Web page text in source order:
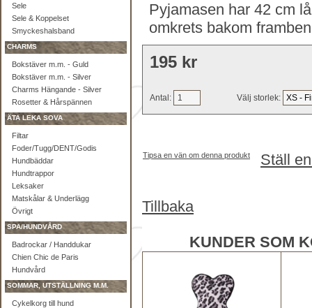
Sele
Sele & Koppelset
Smyckeshalsband
CHARMS
Bokstäver m.m. - Guld
Bokstäver m.m. - Silver
Charms Hängande - Silver
Rosetter & Hårspännen
ÄTA LEKA SOVA
Filtar
Foder/Tugg/DENT/Godis
Hundbäddar
Hundtrappor
Leksaker
Matskålar & Underlägg
Övrigt
SPA/HUNDVÅRD
Badrockar / Handdukar
Chien Chic de Paris
Hundvård
SOMMAR, UTSTÄLLNING M.M.
Cykelkorg till hund
Pyjamasen har 42 cm
omkrets bakom
195 kr
Antal: Välj storlek:
Tipsa en vän om denna produkt Ställ
Tillbaka
KUNDER SOM